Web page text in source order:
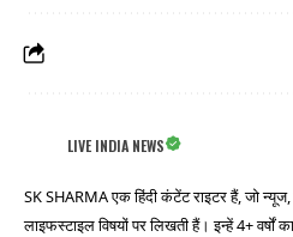
LIVE INDIA NEWS
SK SHARMA एक हिंदी कंटेंट राइटर हैं, जो
लाइफस्टाइल विषयों पर लिखती हैं। इन्हें 4+